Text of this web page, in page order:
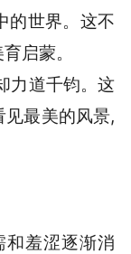
的世界。这不
启蒙。
道千钧。这
最美的风景,
羞涩逐渐消